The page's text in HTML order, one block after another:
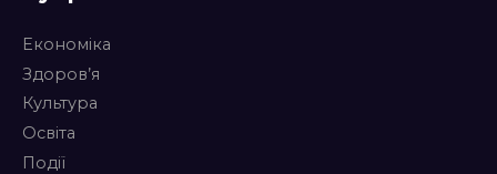
Економіка
Здоров’я
Культура
Освіта
Події